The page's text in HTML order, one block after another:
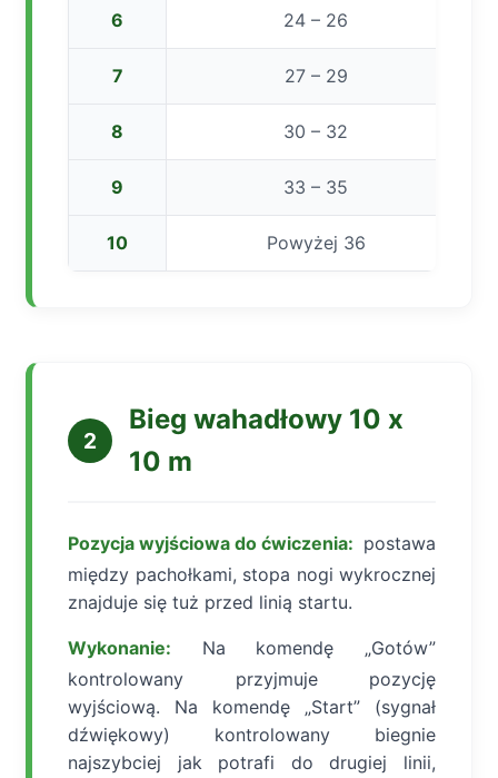
6 24 – 26
7 27 – 29
8 30 – 32
9 33 – 35
10 Powyżej 36
2
Bieg wahadłowy 10 x
10 m
Pozycja wyjściowa do ćwiczenia: postawa
między pachołkami, stopa nogi wykrocznej
znajduje się tuż przed linią startu.
Wykonanie: Na komendę „Gotów”
kontrolowany przyjmuje pozycję
wyjściową. Na komendę „Start” (sygnał
dźwiękowy) kontrolowany biegnie
najszybciej jak potrafi do drugiej linii,